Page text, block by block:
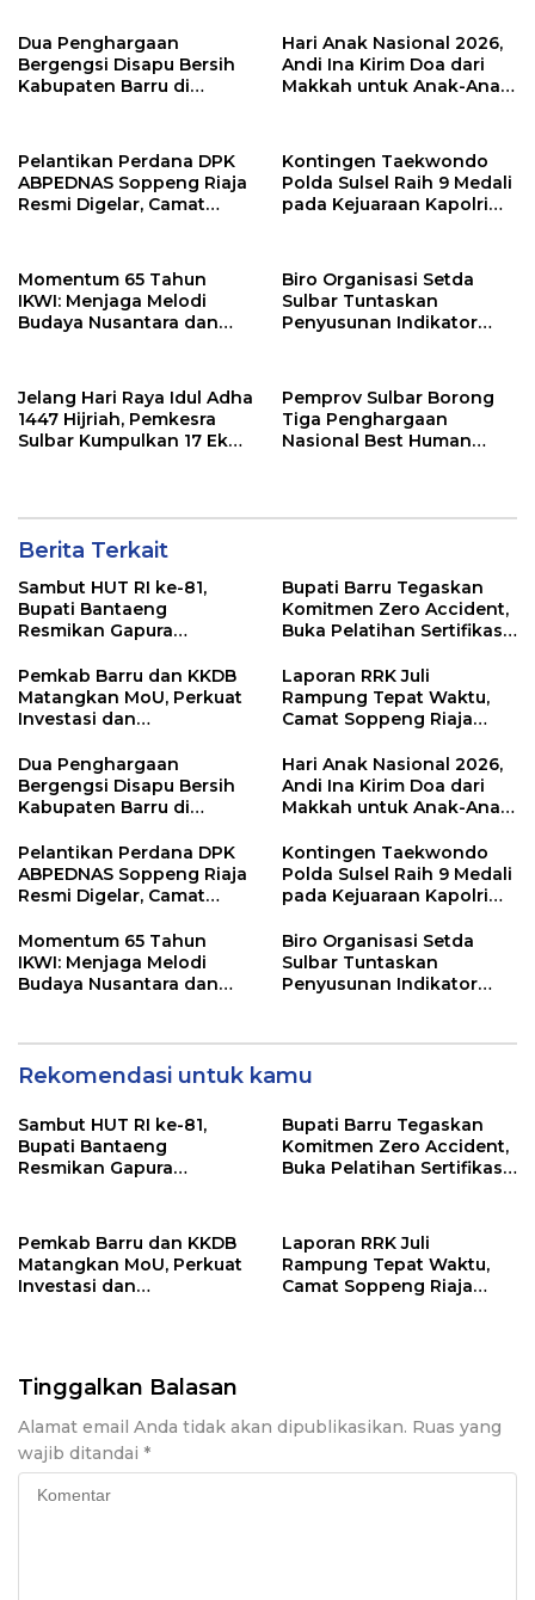
Dua Penghargaan
Bergengsi Disapu Bersih
Kabupaten Barru di
Hari Anak Nasional 2026,
Andi Ina Kirim Doa dari
Makkah untuk Anak-Anak
Pelantikan Perdana DPK
ABPEDNAS Soppeng Riaja
Resmi Digelar, Camat
Kontingen Taekwondo
Polda Sulsel Raih 9 Medali
pada Kejuaraan Kapolri
Momentum 65 Tahun
IKWI: Menjaga Melodi
Budaya Nusantara dan
Biro Organisasi Setda
Sulbar Tuntaskan
Penyusunan Indikator
Jelang Hari Raya Idul Adha
1447 Hijriah, Pemkesra
Sulbar Kumpulkan 17 Ekor
Pemprov Sulbar Borong
Tiga Penghargaan
Nasional Best Human
Berita Terkait
Sambut HUT RI ke-81,
Bupati Bantaeng
Resmikan Gapura
Bupati Barru Tegaskan
Komitmen Zero Accident,
Buka Pelatihan Sertifikasi
Pemkab Barru dan KKDB
Matangkan MoU, Perkuat
Investasi dan
Laporan RRK Juli
Rampung Tepat Waktu,
Camat Soppeng Riaja
dan Kelurahan
Dua Penghargaan
Bergengsi Disapu Bersih
Kabupaten Barru di
Hari Anak Nasional 2026,
Andi Ina Kirim Doa dari
Makkah untuk Anak-Anak
Pelantikan Perdana DPK
ABPEDNAS Soppeng Riaja
Resmi Digelar, Camat
Wujudkan Desa Maju
Kontingen Taekwondo
Polda Sulsel Raih 9 Medali
pada Kejuaraan Kapolri
Momentum 65 Tahun
IKWI: Menjaga Melodi
Budaya Nusantara dan
Biro Organisasi Setda
Sulbar Tuntaskan
Penyusunan Indikator
Rekomendasi untuk kamu
Sambut HUT RI ke-81,
Bupati Bantaeng
Resmikan Gapura
Bupati Barru Tegaskan
Komitmen Zero Accident,
Buka Pelatihan Sertifikasi
Pemkab Barru dan KKDB
Matangkan MoU, Perkuat
Investasi dan
Laporan RRK Juli
Rampung Tepat Waktu,
Camat Soppeng Riaja
Tinggalkan Balasan
Alamat email Anda tidak akan dipublikasikan. Ruas yang
wajib ditandai *